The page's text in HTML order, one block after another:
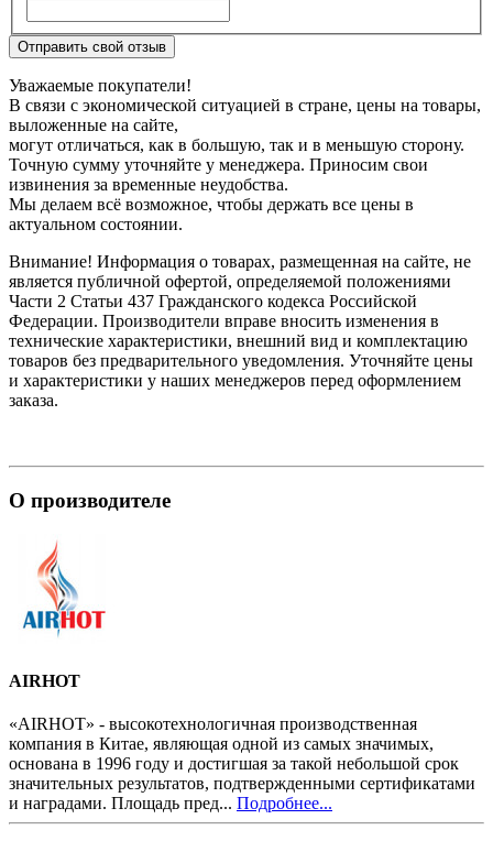
Отправить свой отзыв
Уважаемые покупатели!
В связи с экономической ситуацией в стране, цены на товары,
выложенные на сайте,
могут отличаться, как в большую, так и в меньшую сторону.
Точную сумму уточняйте у менеджера. Приносим свои
извинения за временные неудобства.
Мы делаем всё возможное, чтобы держать все цены в
актуальном состоянии.
Внимание! Информация о товарах, размещенная на сайте, не
является публичной офертой, определяемой положениями
Части 2 Статьи 437 Гражданского кодекса Российской
Федерации. Производители вправе вносить изменения в
технические характеристики, внешний вид и комплектацию
товаров без предварительного уведомления. Уточняйте цены
и характеристики у наших менеджеров перед оформлением
заказа.
О производителе
AIRHOT
«AIRHOT» - высокотехнологичная производственная
компания в Китае, являющая одной из самых значимых,
основана в 1996 году и достигшая за такой небольшой срок
значительных результатов, подтвержденными сертификатами
и наградами. Площадь пред... Подробнее...